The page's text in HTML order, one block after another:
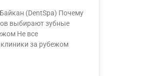
(DentSpa) Почему
выбирают зубные
Не все
за рубежом